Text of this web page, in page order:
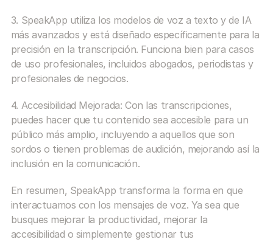
3. SpeakApp utiliza los modelos de voz a texto y de IA
más avanzados y está diseñado específicamente para la
precisión en la transcripción. Funciona bien para casos
de uso profesionales, incluidos abogados, periodistas y
profesionales de negocios.
4. Accesibilidad Mejorada: Con las transcripciones,
puedes hacer que tu contenido sea accesible para un
público más amplio, incluyendo a aquellos que son
sordos o tienen problemas de audición, mejorando así la
inclusión en la comunicación.
En resumen, SpeakApp transforma la forma en que
interactuamos con los mensajes de voz. Ya sea que
busques mejorar la productividad, mejorar la
accesibilidad o simplemente gestionar tus